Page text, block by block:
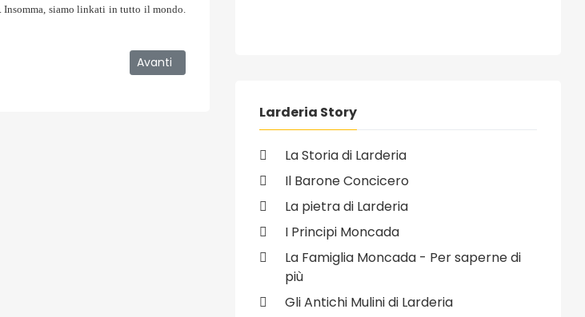
Insomma, siamo linkati in tutto il mondo.
Articolo successivo: Quelle che lasciano la scia sono depresse
Avanti
Larderia Story
La Storia di Larderia
Il Barone Concicero
La pietra di Larderia
I Principi Moncada
La Famiglia Moncada - Per saperne di
più
Gli Antichi Mulini di Larderia